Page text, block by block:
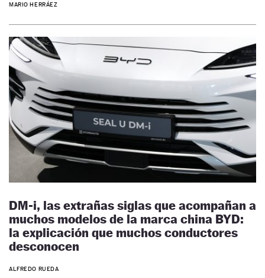
MARIO HERRÁEZ
DM-i, las extrañas siglas que acompañan a
muchos modelos de la marca china BYD:
la explicación que muchos conductores
desconocen
ALFREDO RUEDA